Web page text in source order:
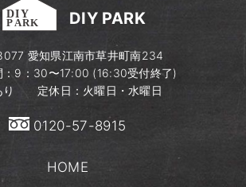
DIY PARK
愛知県江南市草井町南234
：9：30〜17:00 (16:30受付終了)
り 定休日：火曜日・水曜日
0120-57-8915
HOME